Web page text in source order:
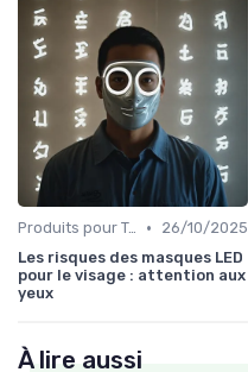
Produits pour Types de Peau •
26/10/2025
Les risques des masques LED
pour le visage : attention aux
yeux
À lire aussi